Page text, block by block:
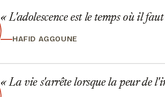
L'adolescence est le temps où il
HAFID AGGOUNE
La vie s'arrête lorsque la peur de